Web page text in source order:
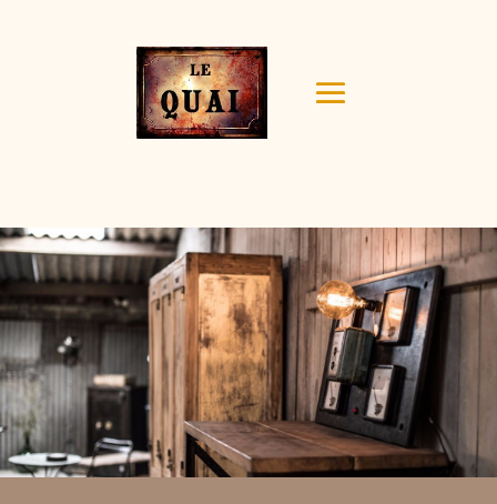
Your content goes here. Edit or remove this text inline
or in the module Content settings. You can also style
every aspect of this content in the module Design
settings and even apply custom CSS to this text in the
module Advanced settings.